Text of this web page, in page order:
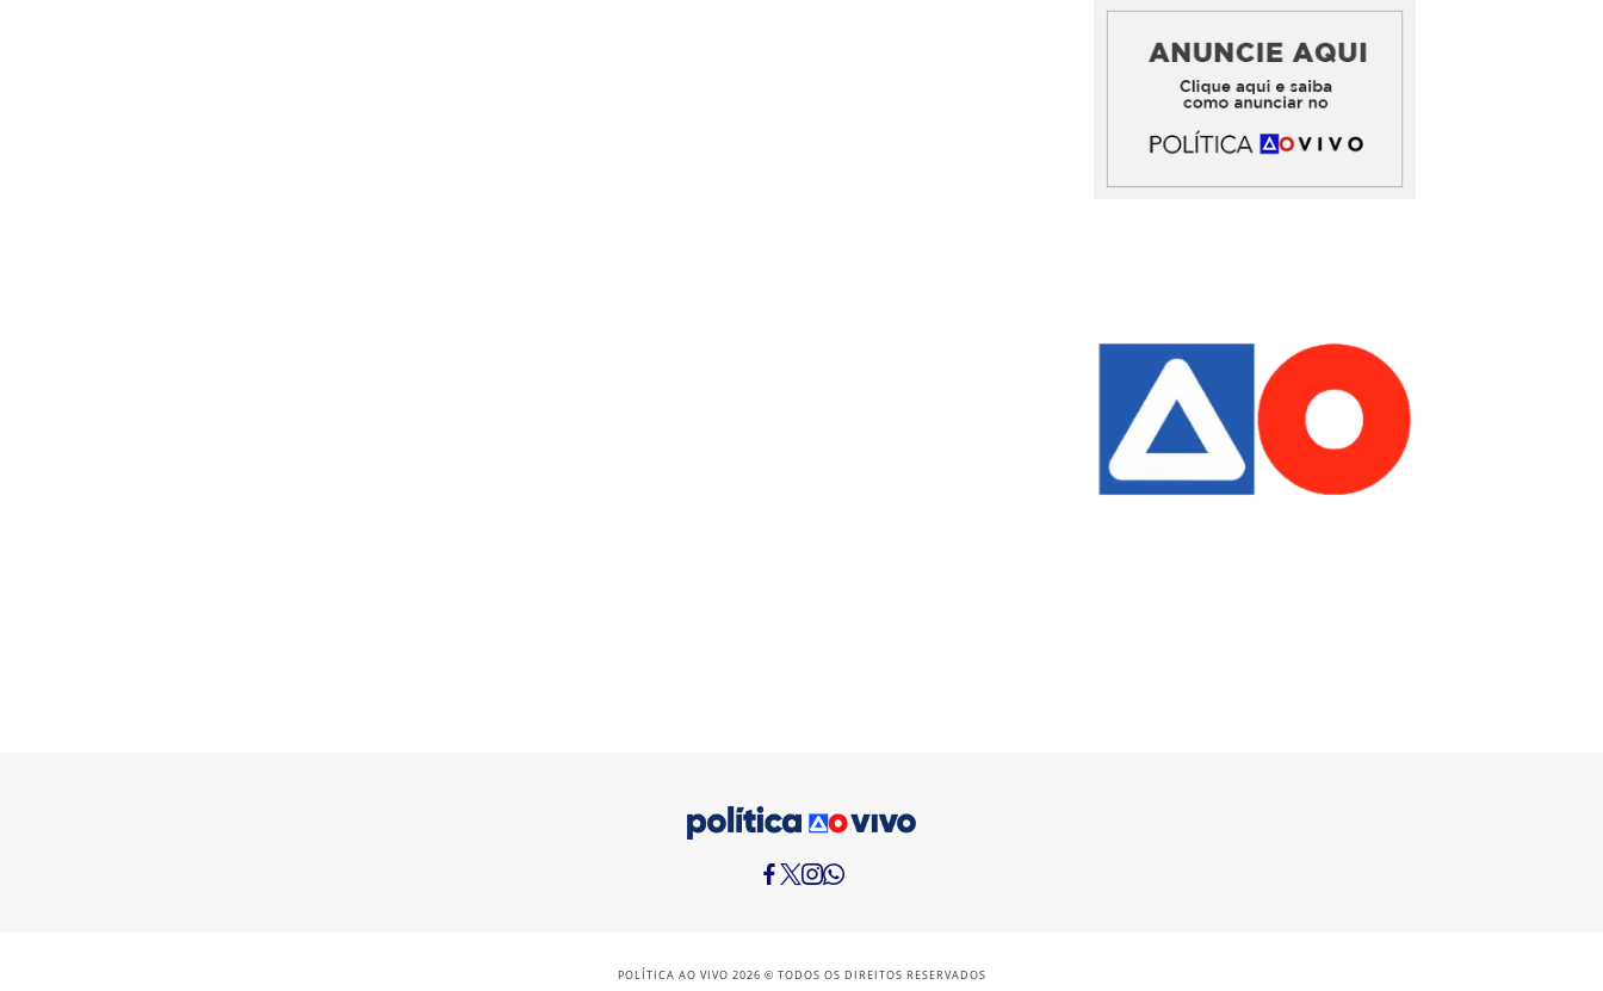
POLÍTICA AO VIVO 2026 © TODOS OS DIREITOS RESERVADOS